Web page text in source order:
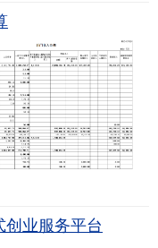
号安徽省
创业服务平台